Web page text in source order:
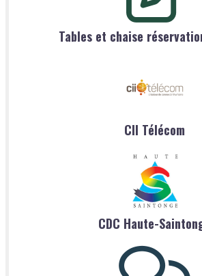
Tables et chaise
CII Télécom
CDC Haute-